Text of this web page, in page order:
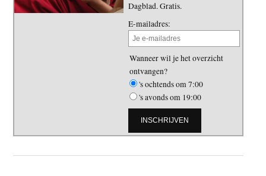
Dagblad. Gratis.
E-mailadres:
Wanneer wil je het overzicht
ontvangen?
's ochtends om 7:00
's avonds om 19:00